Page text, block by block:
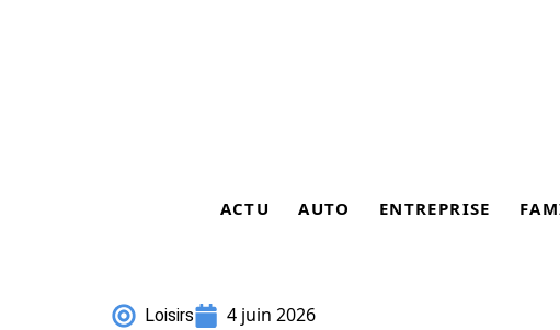
ACTU AUTO ENTREPRISE
Loisirs 4 juin 2026